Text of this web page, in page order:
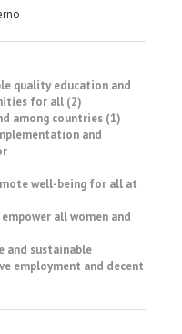
quality education and
for all (2)
among countries (1)
and
well-being for all at
all women and
and sustainable
employment and decent